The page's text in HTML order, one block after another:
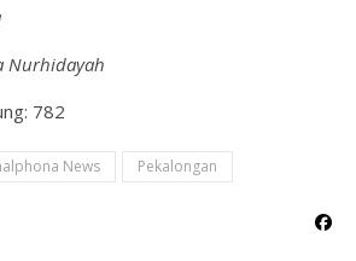
Nurhidayah
782
News Pekalongan